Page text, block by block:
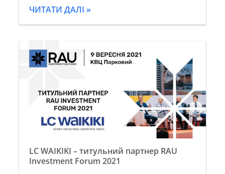
ЧИТАТИ ДАЛІ »
LC WAIKIKI – титульний партнер RAU
Investment Forum 2021